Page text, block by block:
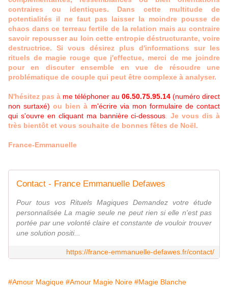
contraires ou identiques. Dans cette multitude de
potentialités il ne faut pas laisser la moindre pousse de
chaos dans ce terreau fertile de la relation mais au contraire
savoir repousser au loin cette entropie déstructurante, voire
destructrice. Si vous désirez plus d'informations sur les
rituels de magie rouge que j'effectue, merci de me joindre
pour en discuter ensemble en vue de résoudre une
problématique de couple qui peut être complexe à analyser.
N'hésitez pas à me téléphoner au 06.50.75.95.14 (numéro direct
non surtaxé) ou bien à m'écrire via mon formulaire de contact
qui s'ouvre en cliquant ma bannière ci-dessous
Je vous dis à
très bientôt et vous souhaite de bonnes fêtes de Noël.
France-Emmanuelle
Contact - France Emmanuelle Defawes
Pour tous vos Rituels Magiques Demandez votre étude
personnalisée La magie seule ne peut rien si elle n'est pas
portée par une volonté claire et constante de vouloir trouver
une solution positi...
https://france-emmanuelle-defawes.fr/contact/
#Amour Magique #Amour Magie Noire #Magie Blanche